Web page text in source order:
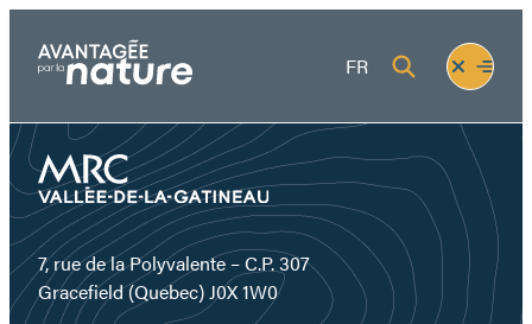
content
FR
Fermer
le
menu
Ouvrir
le
7, rue de la Polyvalente – C.P. 307
Gracefield (Quebec) J0X 1W0